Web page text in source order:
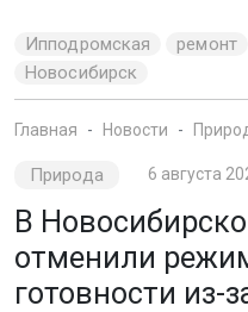
Ипподромская ремонт
Новосибирск
Главная Новости
Природа 6 августа
В
отменили
готовности из-